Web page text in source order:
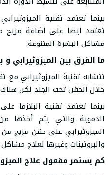
بينما تعتمد تقنية
تعتمد ايضا على اضافة مزيج
مشاكل البشرة المتنوعة.
ما الفرق بين الميزوثيرابي و
تتشابه تقنية الميزوثيرابي مع
خلال الحقن تحت الجلد لكن
بينما تعتمد تقنية البلازما
الدموية والتي يتم أخذها
الميزوثيرابي على حقن مزيج من
والبروتينات وغيرها لعلاج
كم يستمر مفعول علاج